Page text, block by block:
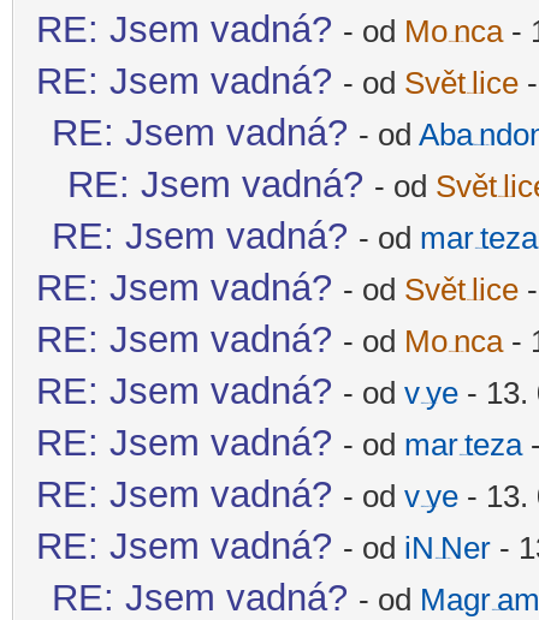
RE: Jsem vadná? - od Mo -diskusni-forum-
nca-
RE: Jsem vadná? - od Svět -diskusni-forum-
lice
RE: Jsem vadná? - od Aba-diskusni-forum-
RE: Jsem vadná? - od Svět -diskusni-forum-
RE: Jsem vadná? - od mar -diskusni-forum-
teza
RE: Jsem vadná? - od Svět -diskusni-forum-
lice
RE: Jsem vadná? - od Mo -diskusni-forum-
nca-
RE: Jsem vadná? - od v -diskusni-forum-
ye - 13.
RE: Jsem vadná? - od mar -diskusni-forum-
teza-
RE: Jsem vadná? - od v -diskusni-forum-
ye - 13.
RE: Jsem vadná? - od iN -diskusni-forum-
Ner -
RE: Jsem vadná? - od Magr -diskusni-forum-